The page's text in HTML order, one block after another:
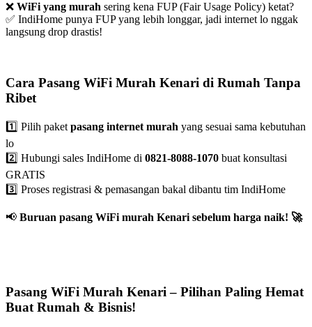
❌ WiFi yang murah sering kena FUP (Fair Usage Policy) ketat?
✅ IndiHome punya FUP yang lebih longgar, jadi internet lo nggak
langsung drop drastis!
Cara Pasang WiFi Murah Kenari di Rumah Tanpa
Ribet
1️⃣ Pilih paketpasang internet murah yang sesuai sama kebutuhan
lo
2️⃣ Hubungi sales IndiHome di 0821-8088-1070 buat konsultasi
GRATIS
3️⃣ Proses registrasi & pemasangan bakal dibantu tim IndiHome
📢 Buruan pasang WiFi murah Kenari sebelum harga naik! 🚀
Pasang WiFi Murah Kenari – Pilihan Paling Hemat
Buat Rumah & Bisnis!